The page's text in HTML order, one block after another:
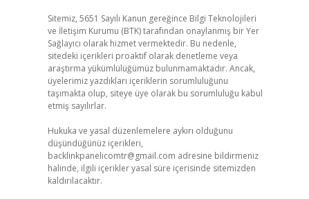
Sitemiz, 5651 Sayılı Kanun gereğince Bilgi Teknolojileri
ve İletişim Kurumu (BTK) tarafından onaylanmış bir Yer
Sağlayıcı olarak hizmet vermektedir. Bu nedenle,
sitedeki içerikleri proaktif olarak denetleme veya
araştırma yükümlülüğümüz bulunmamaktadır. Ancak,
üyelerimiz yazdıkları içeriklerin sorumluluğunu
taşımakta olup, siteye üye olarak bu sorumluluğu kabul
etmiş sayılırlar.
Hukuka ve yasal düzenlemelere aykırı olduğunu
düşündüğünüz içerikleri,
backlinkpanelicomtr@gmail.com adresine bildirmeniz
halinde, ilgili içerikler yasal süre içerisinde sitemizden
kaldırılacaktır.